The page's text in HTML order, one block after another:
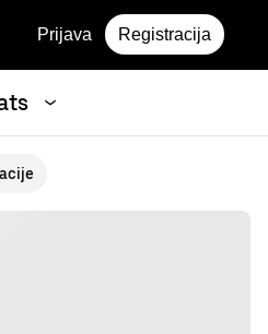
Prijava Registracija